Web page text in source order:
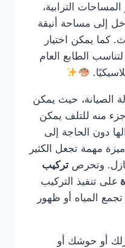
الترابية،
إلى مساحة أنيقة
كما يمكن اختيار
الطابع العام
الصيانة، حيث يمكن
منه للتلف يمكن
دون الحاجة إلى
مهمة تجعل الكثير
وتحرص تركيب
على تنفيذ التركيب
المياه أو ظهور
أو حوشك أو